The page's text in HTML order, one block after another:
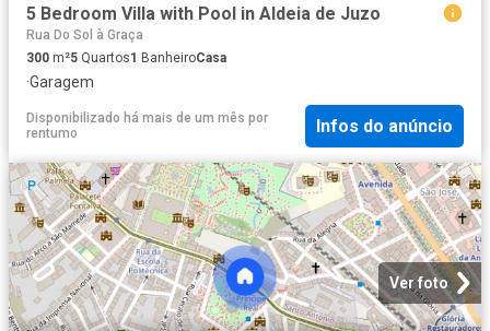
5 Bedroom Villa with Pool in Aldeia de Juzo
Rua Do Sol à Graça
300 m²5 Quartos1 BanheiroCasa
·Garagem
Disponibilizado há mais de um mês por
rentumo
Infos do anúncio
Ver foto